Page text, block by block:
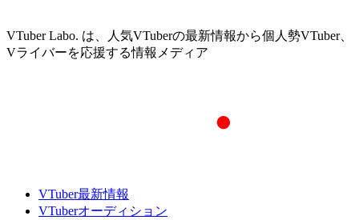
VTuber Labo. は、人気VTuberの最新情報から個人勢VTuber、
Vライバーを応援する情報メディア
VTuber最新情報
VTuberオーディション